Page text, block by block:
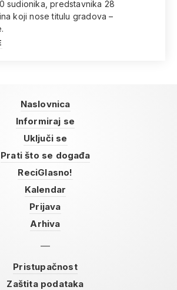
sudionika, predstavnika 28
koji nose titulu gradova –
Naslovnica
Informiraj se
Uključi se
Prati što se događa
ReciGlasno!
Kalendar
Prijava
Arhiva
Pristupačnost
Zaštita podataka